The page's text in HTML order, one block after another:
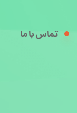
تماس با ما